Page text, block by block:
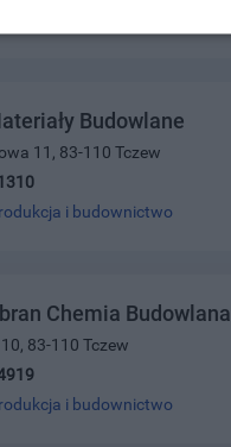
Budowlane
11, 83-110 Tczew
i budownictwo
Chemia Budowlana
83-110 Tczew
i budownictwo